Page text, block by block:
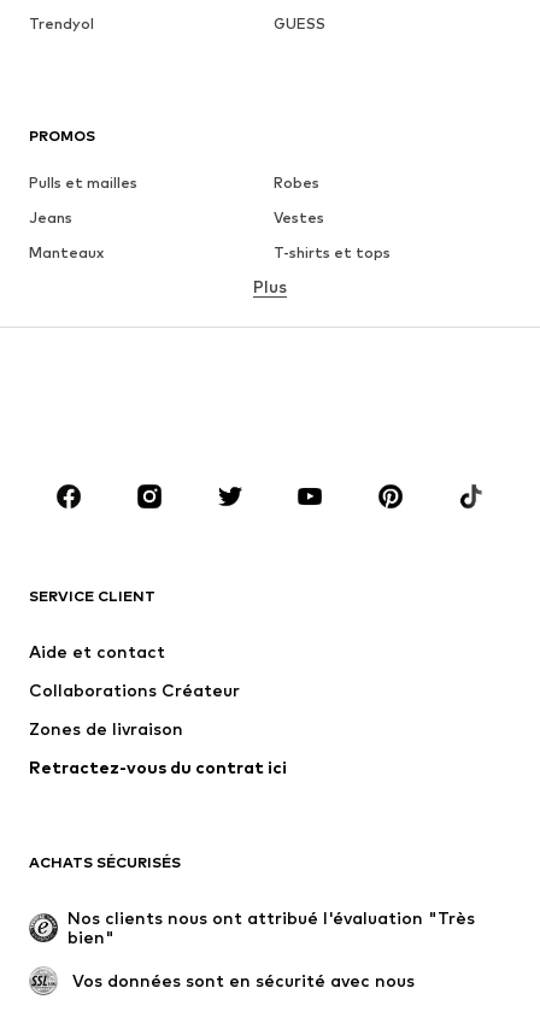
Trendyol
GUESS
PROMOS
Pulls et mailles
Robes
Jeans
Vestes
Manteaux
T-shirts et tops
Lingerie
Jupes
Blouses et tuniques
Accessoires
Premium
Nouveautés
Lingerie
Manteaux
Jupes
Occasions spéciales
Exclusif
Remise à neuf
Plus
SERVICE CLIENT
Aide et contact
Collaborations Créateur
Zones de livraison
Retractez-vous du contrat ici
ACHATS SÉCURISÉS
Nos clients nous ont attribué l'évaluation "Très
bien"
Vos données sont en sécurité avec nous